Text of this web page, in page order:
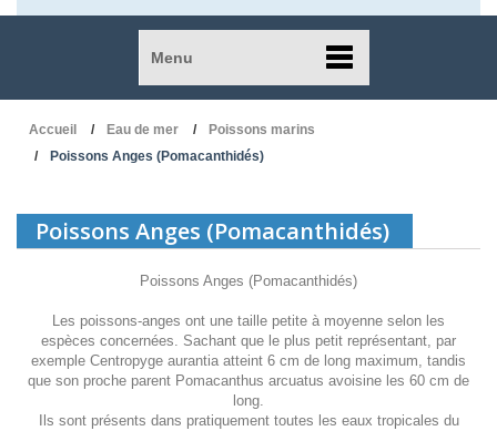
Menu
Accueil Eau de mer
Poissons marins
Poissons Anges (Pomacanthidés)
Poissons Anges (Pomacanthidés)
Poissons Anges (Pomacanthidés)
Les poissons-anges ont une taille petite à moyenne selon les
espèces concernées. Sachant que le plus petit représentant, par
exemple Centropyge aurantia atteint 6 cm de long maximum, tandis
que son proche parent Pomacanthus arcuatus avoisine les 60 cm de
long.
Ils sont présents dans pratiquement toutes les eaux tropicales du